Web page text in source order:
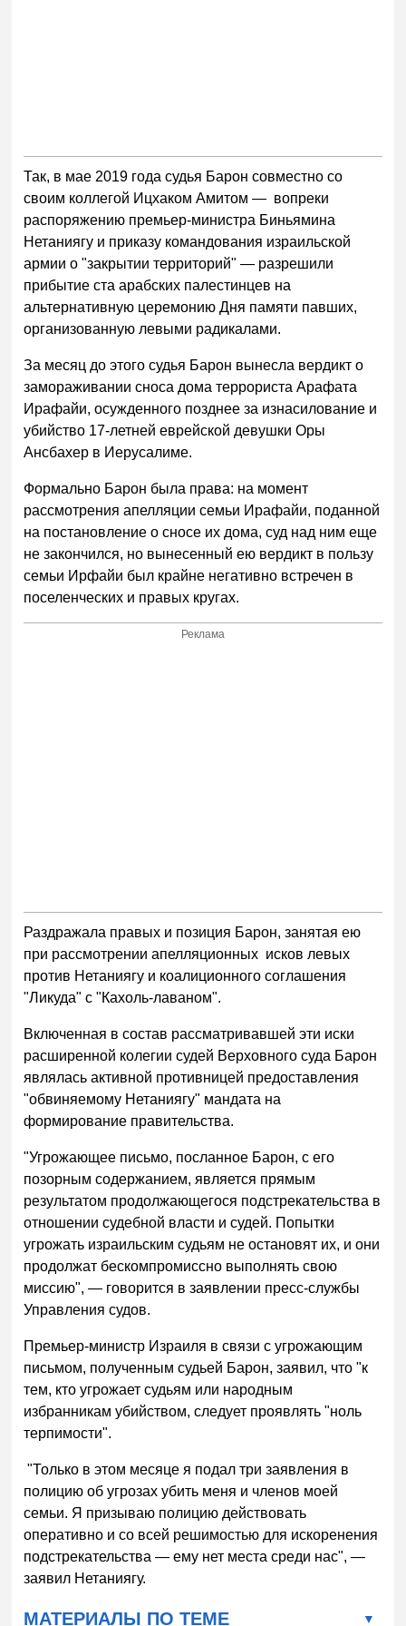
Так, в мае 2019 года судья Барон совместно со
своим коллегой Ицхаком Амитом — вопреки
распоряжению премьер-министра Биньямина
Нетаниягу и приказу командования израильской
армии о "закрытии территорий" — разрешили
прибытие ста арабских палестинцев на
альтернативную церемонию Дня памяти павших,
организованную левыми радикалами.
За месяц до этого судья Барон вынесла вердикт о
замораживании сноса дома террориста Арафата
Ирафайи, осужденного позднее за изнасилование и
убийство 17-летней еврейской девушки Оры
Ансбахер в Иерусалиме.
Формально Барон была права: на момент
рассмотрения апелляции семьи Ирафайи, поданной
на постановление о сносе их дома, суд над ним еще
не закончился, но вынесенный ею вердикт в пользу
семьи Ирфайи был крайне негативно встречен в
поселенческих и правых кругах.
Реклама
Раздражала правых и позиция Барон, занятая ею
при рассмотрении апелляционных исков левых
против Нетаниягу и коалиционного соглашения
"Ликуда" с "Кахоль-лаваном".
Включенная в состав рассматривавшей эти иски
расширенной колегии судей Верховного суда Барон
являлась активной противницей предоставления
"обвиняемому Нетаниягу" мандата на
формирование правительства.
"Угрожающее письмо, посланное Барон, c его
позорным содержанием, является прямым
результатом продолжающегося подстрекательства в
отношении судебной власти и судей. Попытки
угрожать израильским судьям не остановят их, и они
продолжат бескомпромиссно выполнять свою
миссию", — говорится в заявлении пресс-службы
Управления судов.
Премьер-министр Израиля в связи с угрожающим
письмом, полученным судьей Барон, заявил, что "к
тем, кто угрожает судьям или народным
избранникам убийством, следует проявлять "ноль
терпимости".
"Только в этом месяце я подал три заявления в
полицию об угрозах убить меня и членов моей
семьи. Я призываю полицию действовать
оперативно и со всей решимостью для искоренения
подстрекательства — ему нет места среди нас", —
заявил Нетаниягу.
МАТЕРИАЛЫ ПО ТЕМЕ